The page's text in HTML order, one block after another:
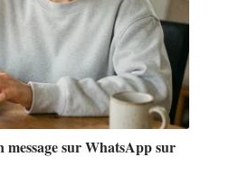
sur WhatsApp sur